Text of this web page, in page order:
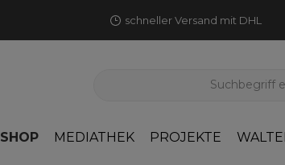
schneller Versand mit DHL
SHOP MEDIATHEK PROJEKTE